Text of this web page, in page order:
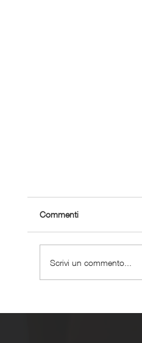
Commenti
Scrivi un commento...